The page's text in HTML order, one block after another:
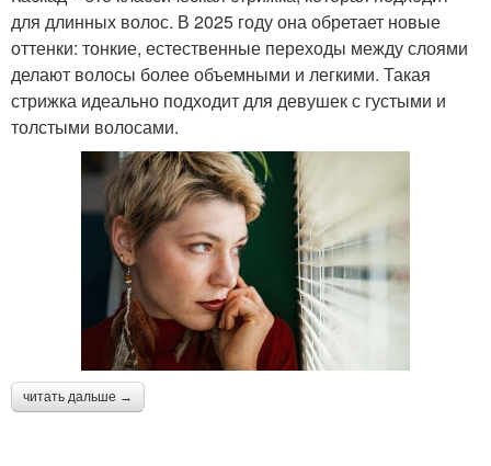
для длинных волос. В 2025 году она обретает новые
оттенки: тонкие, естественные переходы между слоями
делают волосы более объемными и легкими. Такая
стрижка идеально подходит для девушек с густыми и
толстыми волосами.
читать дальше →